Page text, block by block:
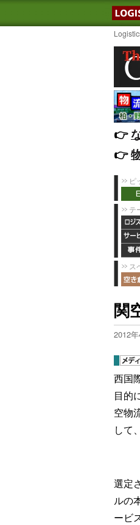
👉️
👉️
ピ
テ
ス
関
2012
西国
目的
空物
して
選定
ルの
ービ